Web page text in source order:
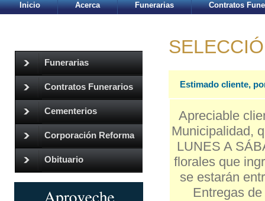
Inicio Acerca Funerarias Contratos
Funerarias
Contratos Funerarios
Cementerios
Corporación Reforma
Obituario
Estimado cliente,
Apreciable
Municipalidad,
LUNES A
florales que
se estarán
Entregas